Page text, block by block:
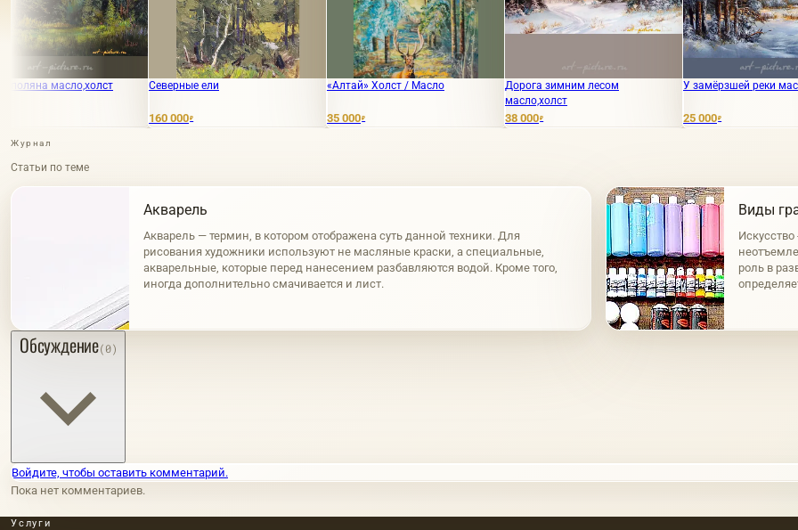
Северные ели «Алтай» Холст / Масло
Дорога зимним лесом
У замёрзшей реки масло,холст
Журнал
Статьи по теме
Акварель
Акварель — термин, в котором отображена суть данной техники. Для
рисования художники используют не масляные краски, а специальные,
акварельные, которые перед нанесением разбавляются водой. Кроме того,
иногда дополнительно смачивается и лист.
Виды
роль в
Обсуждение(0)
Войдите, чтобы оставить комментарий.
Пока нет комментариев.
Услуги